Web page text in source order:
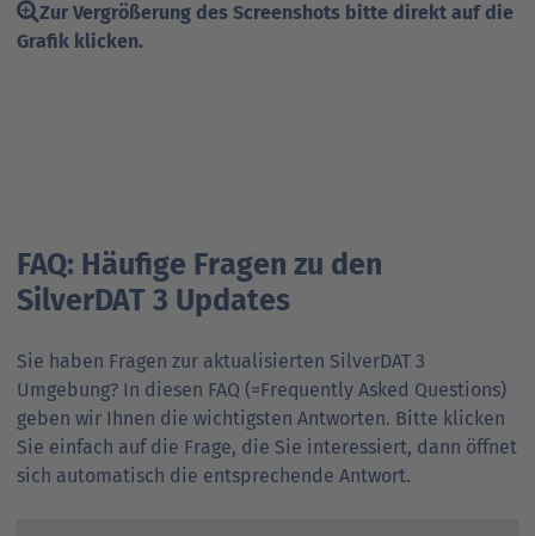
Zur Vergrößerung des Screenshots bitte direkt auf die
Grafik klicken.
FAQ: Häufige Fragen zu den
SilverDAT 3 Updates
Sie haben Fragen zur aktualisierten SilverDAT 3
Umgebung? In diesen FAQ (=Frequently Asked Questions)
geben wir Ihnen die wichtigsten Antworten. Bitte klicken
Sie einfach auf die Frage, die Sie interessiert, dann öffnet
sich automatisch die entsprechende Antwort.